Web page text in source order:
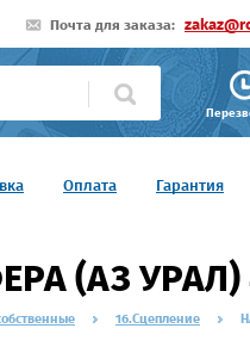
Почта для заказа:
Оплата Гарантия
(АЗ УРАЛ)
16.Сцепление